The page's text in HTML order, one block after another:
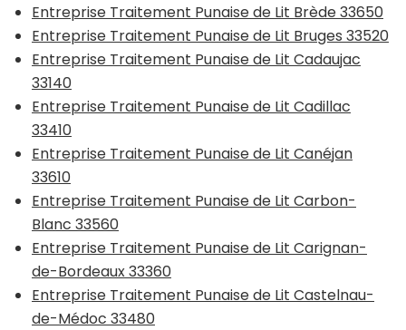
Entreprise Traitement Punaise de Lit Brède 33650
Entreprise Traitement Punaise de Lit Bruges 33520
Entreprise Traitement Punaise de Lit Cadaujac
33140
Entreprise Traitement Punaise de Lit Cadillac
33410
Entreprise Traitement Punaise de Lit Canéjan
33610
Entreprise Traitement Punaise de Lit Carbon-
Blanc 33560
Entreprise Traitement Punaise de Lit Carignan-
de-Bordeaux 33360
Entreprise Traitement Punaise de Lit Castelnau-
de-Médoc 33480